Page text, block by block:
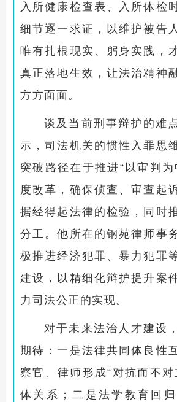
入所健康检查表、入所体检
细节逐一求证，以维护被告
唯有扎根现实、躬身实践，
真正落地生效，让法治精神
方方面面。
谈及当前刑事辩护的难
示，司法机关的惯性入罪思
突破路径在于推进“以审判为
度改革，确保侦查、审查起
据经得起法律的检验，同时
分工。他所在的钢苑律师事
极推进经济犯罪、暴力犯罪
建设，以精细化辩护提升案
力司法公正的实现。
对于未来法治人才建设
期待：一是法律共同体良性
察官、律师形成“对抗而不对
体关系；二是法学教育回